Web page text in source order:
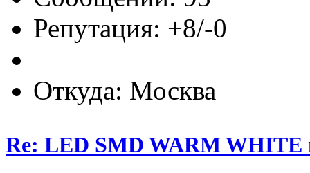
Репутация: +8/-0
Откуда: Москва
Re: LED SMD WARM